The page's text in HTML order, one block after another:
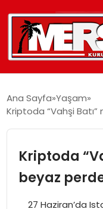
YAŞAM
GÜNCEL
SAĞLIK
Ana Sayfa Yaşam
Kriptoda “Vahşi
Kriptoda
beyaz
27 Haziran’da